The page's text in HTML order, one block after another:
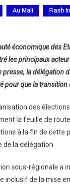
Au Mali Flash
économique des
les principaux
la délégation
pour que la
des
la feuille de
à la fin de cette
la délégation.
sous-régionale a
inclusif de la mise